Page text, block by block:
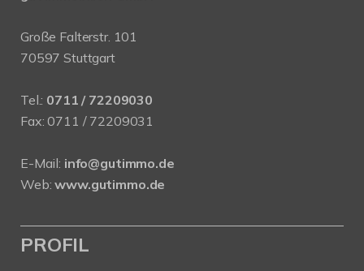
Große Falterstr. 101
70597 Stuttgart
Tel.: 0711 / 72209030
Fax: 0711 / 72209031
E-Mail: info@gutimmo.de
Web:www.gutimmo.de
PROFIL